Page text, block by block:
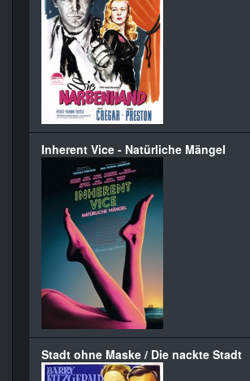
Inherent Vice - Natürliche Mängel
Stadt ohne Maske / Die nackte Stadt